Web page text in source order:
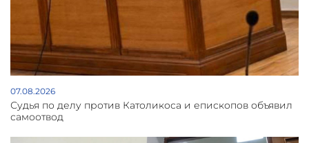
07.08.2026
Судья по делу против Католикоса и епископов объявил
самоотвод